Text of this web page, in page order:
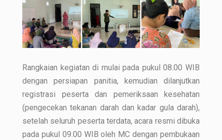
Rangkaian kegiatan di mulai pada pukul 08.00 WIB
dengan persiapan panitia, kemudian dilanjutkan
registrasi peserta dan pemeriksaan kesehatan
(pengecekan tekanan darah dan kadar gula darah),
setelah seluruh peserta terdata, acara resmi dibuka
pada pukul 09.00 WIB oleh MC dengan pembukaan